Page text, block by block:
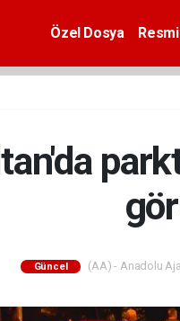
Özel Dosya
Güncel (AA) - Anadolu